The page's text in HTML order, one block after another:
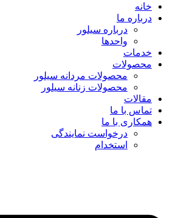
خانه
درباره ما
درباره سیلور
واحدها
خدمات
محصولات
محصولات مردانه سیلور
محصولات زنانه سیلور
مقالات
تماس با ما
همکاری با ما
درخواست نمایندگی
استخدام